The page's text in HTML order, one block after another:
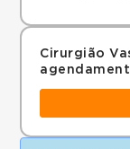
Cirurgião